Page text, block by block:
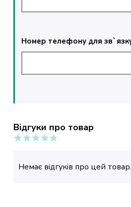
Номер телефону для
Відгуки про товар
Немає відгуків про цей товар.